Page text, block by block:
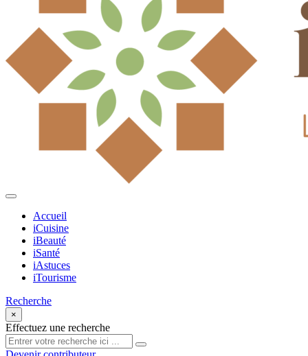
Accueil
iCuisine
iBeauté
iSanté
iAstuces
iTourisme
Recherche
×
Effectuez une recherche